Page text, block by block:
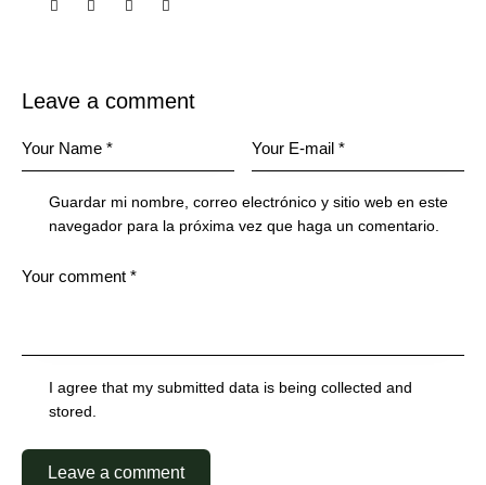
Leave a comment
Guardar mi nombre, correo electrónico y sitio web en este
navegador para la próxima vez que haga un comentario.
I agree that my submitted data is being collected and
stored.